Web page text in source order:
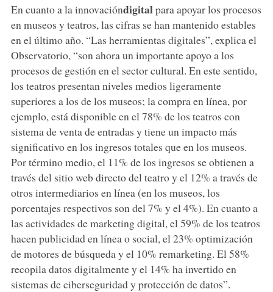
En cuanto a la innovacióndigitalpara apoyar los procesos
en museos y teatros, las cifras se han mantenido estables
en el último año. “Las herramientas digitales”, explica el
Observatorio, “son ahora un importante apoyo a los
procesos de gestión en el sector cultural. En este sentido,
los teatros presentan niveles medios ligeramente
superiores a los de los museos; la compra en línea, por
ejemplo, está disponible en el 78% de los teatros con
sistema de venta de entradas y tiene un impacto más
significativo en los ingresos totales que en los museos.
Por término medio, el 11% de los ingresos se obtienen a
través del sitio web directo del teatro y el 12% a través de
otros intermediarios en línea (en los museos, los
porcentajes respectivos son del 7% y el 4%). En cuanto a
las actividades de marketing digital, el 59% de los teatros
hacen publicidad en línea o social, el 23% optimización
de motores de búsqueda y el 10% remarketing. El 58%
recopila datos digitalmente y el 14% ha invertido en
sistemas de ciberseguridad y protección de datos”.